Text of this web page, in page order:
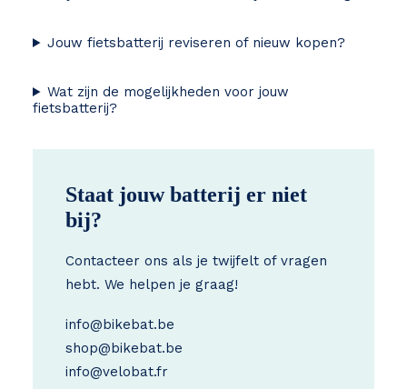
Jouw fietsbatterij reviseren of nieuw kopen?
Wat zijn de mogelijkheden voor jouw
fietsbatterij?
Staat jouw batterij er niet
bij?
Contacteer ons als je twijfelt of vragen
hebt. We helpen je graag!
info@bikebat.be
shop@bikebat.be
info@velobat.fr